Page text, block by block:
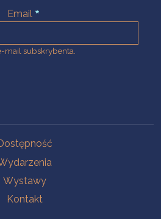
Email
mail subskrybenta.
Wystawy
Kontakt